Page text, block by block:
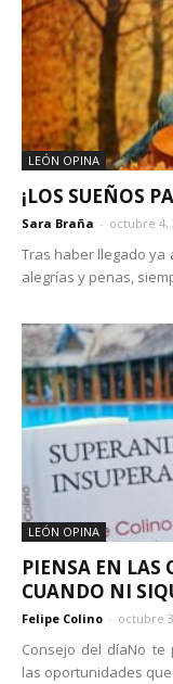
LEÓN OPINA
¡LOS SUEÑOS
Sara Braña - octubre 4,
Tras haber llegado ya
alegrías y penas,
LEÓN OPINA
PIENSA EN LAS
CUANDO NI
Felipe Colino - octubre
Consejo del díaNo
las oportunidades